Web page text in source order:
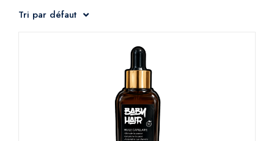
Tri par défaut